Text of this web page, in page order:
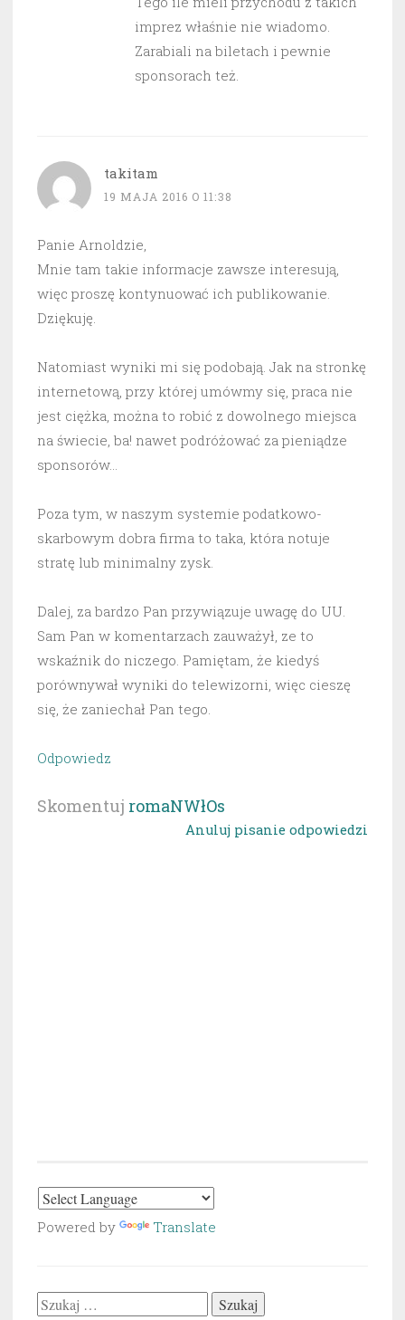
imprez właśnie nie wiadomo.
Zarabiali na biletach i pewnie
sponsorach też.
takitam
19 MAJA 2016 O 11:38
Panie Arnoldzie,
Mnie tam takie informacje zawsze interesują,
więc proszę kontynuować ich publikowanie.
Dziękuję.
Natomiast wyniki mi się podobają. Jak na stronkę
internetową, przy której umówmy się, praca nie
jest ciężka, można to robić z dowolnego miejsca
na świecie, ba! nawet podróżować za pieniądze
sponsorów…
Poza tym, w naszym systemie podatkowo-
skarbowym dobra firma to taka, która notuje
stratę lub minimalny zysk.
Dalej, za bardzo Pan przywiązuje uwagę do UU.
Sam Pan w komentarzach zauważył, ze to
wskaźnik do niczego. Pamiętam, że kiedyś
porównywał wyniki do telewizorni, więc cieszę
się, że zaniechał Pan tego.
Odpowiedz
Skomentuj romaNWłOs
Anuluj pisanie odpowiedzi
Powered by Translate
Szukaj: